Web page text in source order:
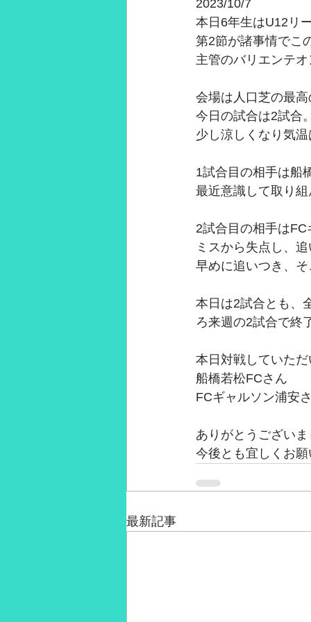
2023/10/7
本日6年生はU12リ
第2節が諸事情でこ
主管のバリエンテ
会場は人口芝の最高
今日の試合は2試合。
少し涼しくなり気温
1試合目の相手は船
最近意識して取り組
2試合目の相手はFC
ミスから失点し、追
早めに追いつき、
本日は2試合とも、
ろ来週の2試合で終
本日対戦していただ
船橋若松FCさん
FCギャルソン浦安
ありがとうございま
今後とも宜しくお願
最新記事